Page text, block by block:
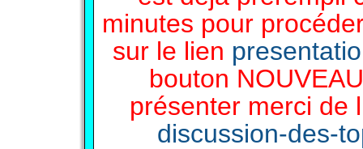
minutes pour
sur le lien
bouton
présenter merci de
discussion-des-